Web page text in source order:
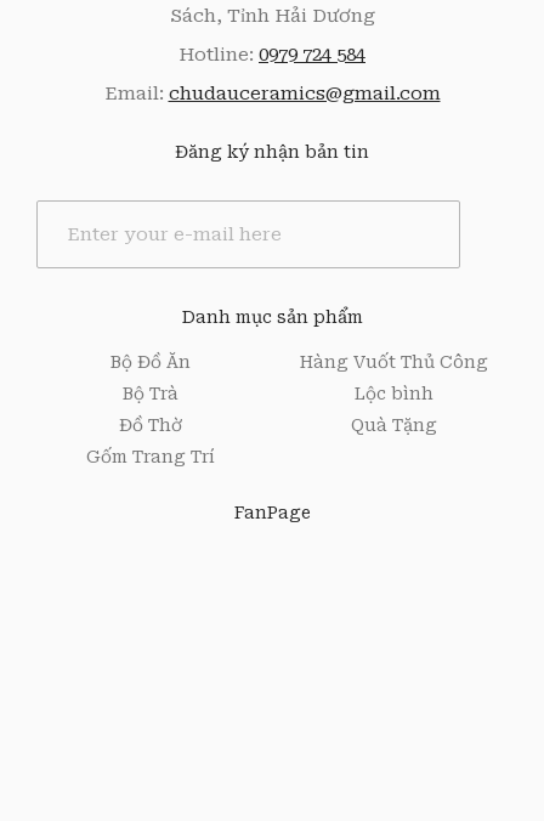
Sách, Tỉnh Hải Dương
Hotline: 0979 724 584
Email: chudauceramics@gmail.com
Đăng ký nhận bản tin
Danh mục sản phẩm
Bộ Đồ Ăn
Bộ Trà
Đồ Thờ
Gốm Trang Trí
Hàng Vuốt Thủ Công
Lộc bình
Quà Tặng
FanPage